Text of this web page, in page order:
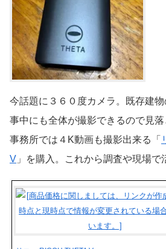
今話題に３６０度カメラ。既存建
事中にも全体が撮影できるので見
事務所では４K動画も撮影出来る「
V 」を購入。これから調査や現場で